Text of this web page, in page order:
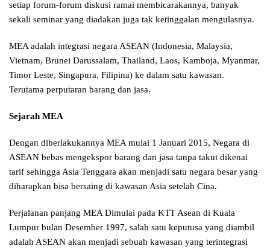
setiap forum-forum diskusi ramai membicarakannya, banyak
sekali seminar yang diadakan juga tak ketinggalan mengulasnya.
MEA adalah integrasi negara ASEAN (Indonesia, Malaysia,
Vietnam, Brunei Darussalam, Thailand, Laos, Kamboja, Myanmar,
Timor Leste, Singapura, Filipina) ke dalam satu kawasan.
Terutama perputaran barang dan jasa.
Sejarah MEA
Dengan diberlakukannya MEA mulai 1 Januari 2015, Negara di
ASEAN bebas mengekspor barang dan jasa tanpa takut dikenai
tarif sehingga Asia Tenggara akan menjadi satu negara besar yang
diharapkan bisa bersaing di kawasan Asia setelah Cina.
Perjalanan panjang MEA Dimulai pada KTT Asean di Kuala
Lumpur bulan Desember 1997, salah satu keputusa yang diambil
adalah ASEAN akan menjadi sebuah kawasan yang terintegrasi